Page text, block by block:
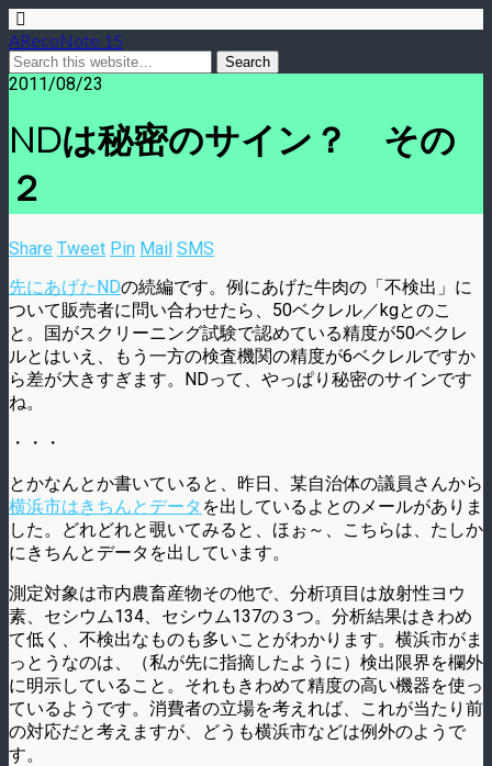
ARecoNote 15
2011/08/23
NDは秘密のサイン？ その
２
Share Tweet Pin Mail SMS
先にあげたNDの続編です。例にあげた牛肉の「不検出」に
ついて販売者に問い合わせたら、50ベクレル／kgとのこ
と。国がスクリーニング試験で認めている精度が50ベクレ
ルとはいえ、もう一方の検査機関の精度が6ベクレルですか
ら差が大きすぎます。NDって、やっぱり秘密のサインです
ね。
・・・
とかなんとか書いていると、昨日、某自治体の議員さんから
横浜市はきちんとデータ を出しているよとのメールがありま
した。どれどれと覗いてみると、ほぉ～、こちらは、たしか
にきちんとデータを出しています。
測定対象は市内農畜産物その他で、分析項目は放射性ヨウ
素、セシウム134、セシウム137の３つ。分析結果はきわめ
て低く、不検出なものも多いことがわかります。横浜市がま
っとうなのは、（私が先に指摘したように）検出限界を欄外
に明示していること。それもきわめて精度の高い機器を使っ
ているようです。消費者の立場を考えれば、これが当たり前
の対応だと考えますが、どうも横浜市などは例外のようで
す。